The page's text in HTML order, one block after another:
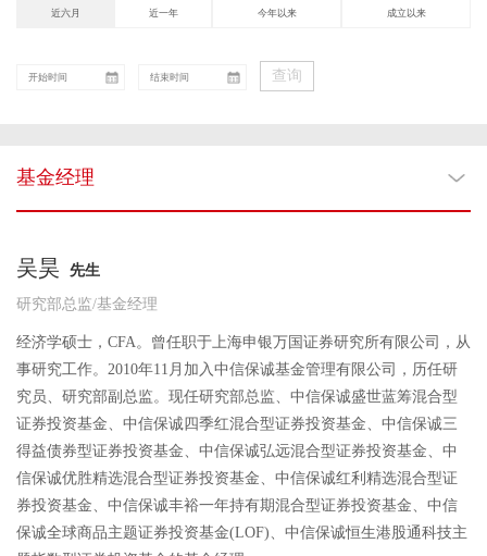
近六月 近一年 今年以来 成立以来
查询
基金经理
吴昊 先生
研究部总监/基金经理
经济学硕士，CFA。曾任职于上海申银万国证券研究所有限公司，从
事研究工作。2010年11月加入中信保诚基金管理有限公司，历任研
究员、研究部副总监。现任研究部总监、中信保诚盛世蓝筹混合型
证券投资基金、中信保诚四季红混合型证券投资基金、中信保诚三
得益债券型证券投资基金、中信保诚弘远混合型证券投资基金、中
信保诚优胜精选混合型证券投资基金、中信保诚红利精选混合型证
券投资基金、中信保诚丰裕一年持有期混合型证券投资基金、中信
保诚全球商品主题证券投资基金(LOF)、中信保诚恒生港股通科技主